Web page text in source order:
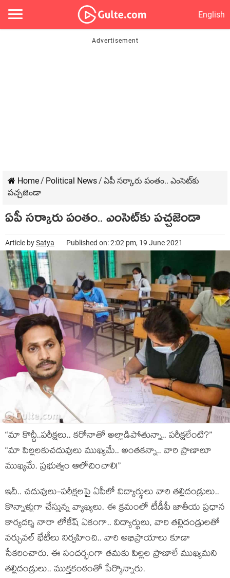
English
Home/ Political News/ ఏపీ స‌ర్కారు పంతం.. ఎంసెట్‌కు
ప‌చ్చ‌జెండా
ఏపీ స‌ర్కారు పంతం.. ఎంసెట్‌కు ప‌చ్చ‌జెండా
Article bySatya Published on: 2:02 pm, 19 June 2021
“మా కొద్దీ..ప‌రీక్ష‌లు.. క‌రోనాతో అల్లాడిపోతున్నా.. ప‌రీక్షలేంటి?”
“మా పిల్ల‌ల‌కుచ‌దువులు ముఖ్య‌మే.. అంత‌క‌న్నా.. వారి ప్రాణాలూ
ముఖ్య‌మే. ప్ర‌భుత్వం ఆలోచించాలి!”
ఇదీ.. చ‌దువులు-ప‌రీక్ష‌ల‌పై ఏపీలో విద్యార్థులు వారి త‌ల్లిదండ్రులు..
కొన్నాళ్లుగా చేస్తున్న వ్యాఖ్య‌లు. ఈ క్ర‌మంలో టీడీపీ జాతీయ ప్ర‌ధాన
కార్య‌ద‌ర్శి నారా లోకేష్ ఏకంగా.. విద్యార్థులు, వారి త‌ల్లిదండ్రుల‌తో
వ‌ర్చువ‌ల్ భేటీలు నిర్వ‌హించి.. వారి అభిప్రాయాలు కూడా
సేక‌రించారు. ఈ సంద‌ర్భంగా త‌మ‌కు పిల్ల‌ల ప్రాణాలే ముఖ్య‌మని
త‌ల్లిదండ్రులు.. ముక్త‌కంఠంతో పేర్కొన్నారు.